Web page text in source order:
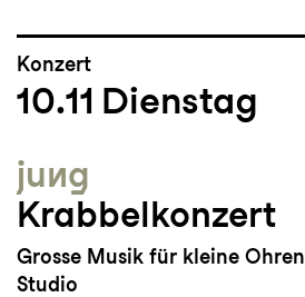
Konzert
10.11 Dienstag
jung
Krabbelkonzert
Grosse Musik für kleine Ohren
Studio